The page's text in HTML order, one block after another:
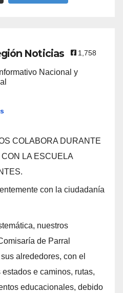
Noticias 1,758
Nacional y
COLABORA DURANTE
LA ESCUELA
con la ciudadanía
nuestros
de Parral
alrededores, con el
e caminos, rutas,
educacionales, debido